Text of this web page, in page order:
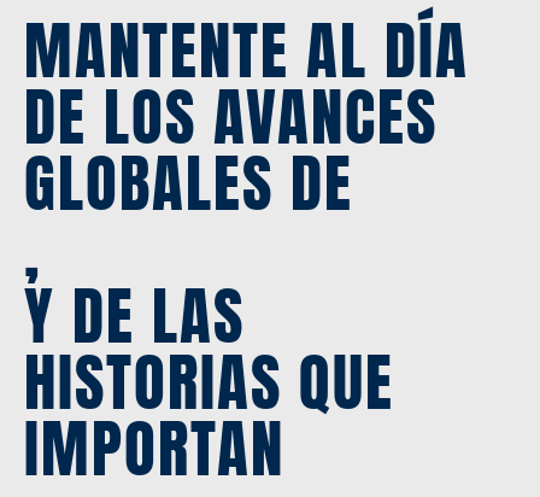
MANTENTE AL DÍA
DE LOS AVANCES
GLOBALES DE
,
Y DE LAS
HISTORIAS QUE
IMPORTAN